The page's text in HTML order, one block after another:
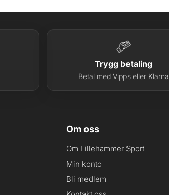
Trygg betaling
Betal med Vipps eller Klarna
Om oss
Om Lillehammer Sport
Min konto
Bli medlem